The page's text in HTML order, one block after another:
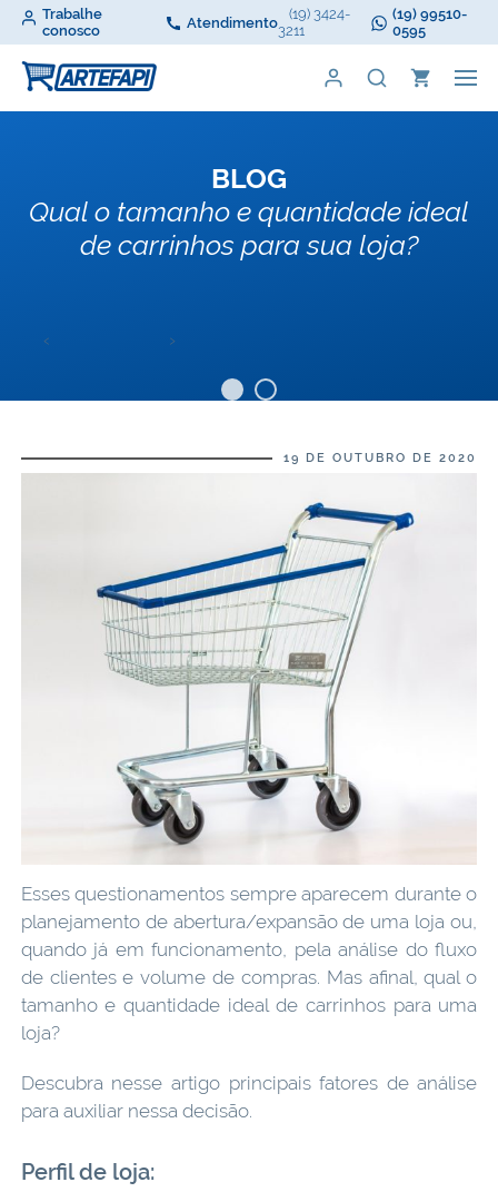
Trabalhe
conosco
Atendimento
(19) 3424-
3211
(19) 99510-
0595
BLOG
Qual o tamanho e quantidade ideal
de carrinhos para sua loja?
‹ ›
19 DE OUTUBRO DE 2020
Esses questionamentos sempre aparecem durante o
planejamento de abertura/expansão de uma loja ou,
quando já em funcionamento, pela análise do fluxo
de clientes e volume de compras. Mas afinal, qual o
tamanho e quantidade ideal de carrinhos para uma
loja?
Descubra nesse artigo principais fatores de análise
para auxiliar nessa decisão.
Perfil de loja: